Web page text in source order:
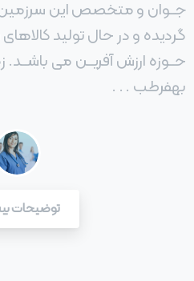
جــوان و متخصص این
گردیده و در حال تولید
حــوزه ارزش آفریــن می
بهفرطب . . .
توضیحات